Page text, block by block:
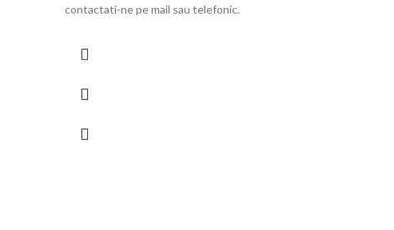
contactati-ne pe mail sau telefonic.